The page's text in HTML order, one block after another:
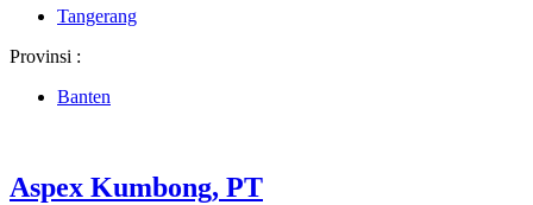
Tangerang
Provinsi :
Banten
Aspex Kumbong, PT